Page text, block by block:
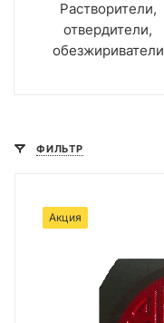
Растворители,
отвердители,
обезжириватели
ФИЛЬТР
Акция